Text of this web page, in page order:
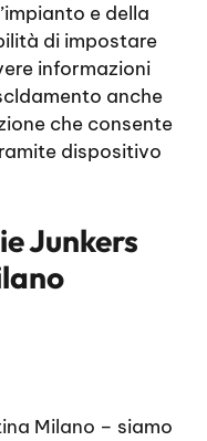
e della
di impostare
informazioni
anche
che consente
dispositivo
Junkers
Milano – siamo